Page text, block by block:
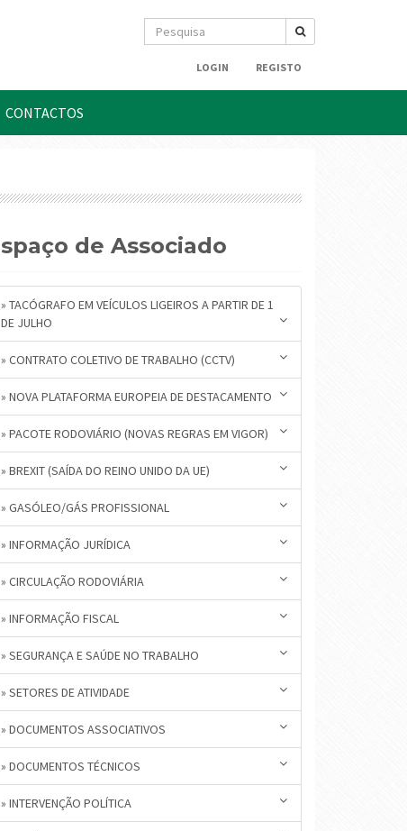
LOGIN REGISTO
CONTACTOS
Espaço de Associado
» TACÓGRAFO EM VEÍCULOS LIGEIROS A PARTIR DE 1
DE JULHO
» CONTRATO COLETIVO DE TRABALHO (CCTV)
» NOVA PLATAFORMA EUROPEIA DE DESTACAMENTO
» PACOTE RODOVIÁRIO (NOVAS REGRAS EM VIGOR)
» BREXIT (SAÍDA DO REINO UNIDO DA UE)
» GASÓLEO/GÁS PROFISSIONAL
» INFORMAÇÃO JURÍDICA
» CIRCULAÇÃO RODOVIÁRIA
» INFORMAÇÃO FISCAL
» SEGURANÇA E SAÚDE NO TRABALHO
» SETORES DE ATIVIDADE
» DOCUMENTOS ASSOCIATIVOS
» DOCUMENTOS TÉCNICOS
» INTERVENÇÃO POLÍTICA